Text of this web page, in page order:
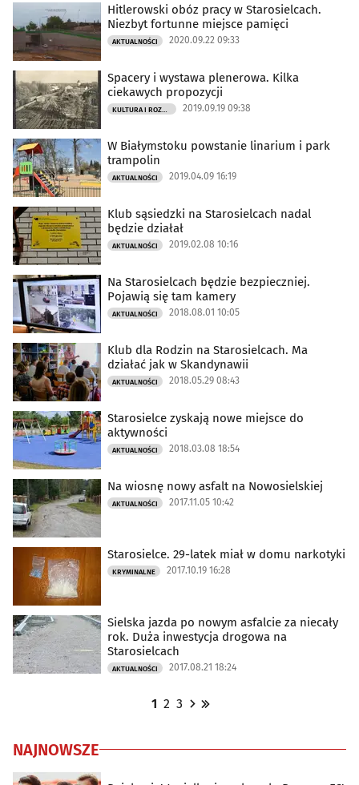
Hitlerowski obóz pracy w Starosielcach.
Niezbyt fortunne miejsce pamięci
AKTUALNOŚCI 2020.09.22 09:33
Spacery i wystawa plenerowa. Kilka
ciekawych propozycji
2019.09.19 09:38
W Białymstoku powstanie linarium i park
trampolin
AKTUALNOŚCI 2019.04.09 16:19
Klub sąsiedzki na Starosielcach nadal
będzie działał
AKTUALNOŚCI 2019.02.08 10:16
Na Starosielcach będzie bezpieczniej.
Pojawią się tam kamery
AKTUALNOŚCI 2018.08.01 10:05
Klub dla Rodzin na Starosielcach. Ma
działać jak w Skandynawii
AKTUALNOŚCI 2018.05.29 08:43
Starosielce zyskają nowe miejsce do
aktywności
AKTUALNOŚCI 2018.03.08 18:54
Na wiosnę nowy asfalt na Nowosielskiej
AKTUALNOŚCI 2017.11.05 10:42
Starosielce. 29-latek miał w domu narkotyki
KRYMINALNE 2017.10.19 16:28
Sielska jazda po nowym asfalcie za niecały
rok. Duża inwestycja drogowa na
Starosielcach
AKTUALNOŚCI 2017.08.21 18:24
1 2 3
NAJNOWSZE